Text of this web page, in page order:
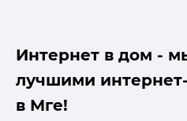
Интернет в дом -
лучшими
в Мге!